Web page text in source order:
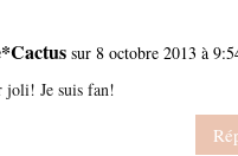
sur 8 octobre 2013 à
joli! Je suis fan!